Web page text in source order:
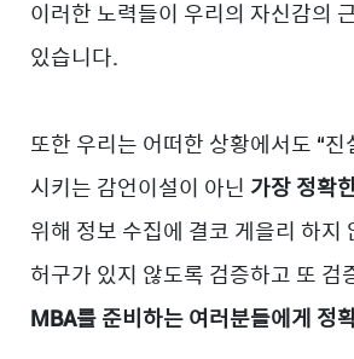
이러한 노력들이 우리의 자신감의
있습니다.
또한 우리는 어떠한 상황에서도 “
시키는 감언이설이 아닌 가장 정확
위해 정보 수집에 결코 게을리 하
허구가 있지 않도록 검증하고 또
MBA를 준비하는 여러분들에게 정